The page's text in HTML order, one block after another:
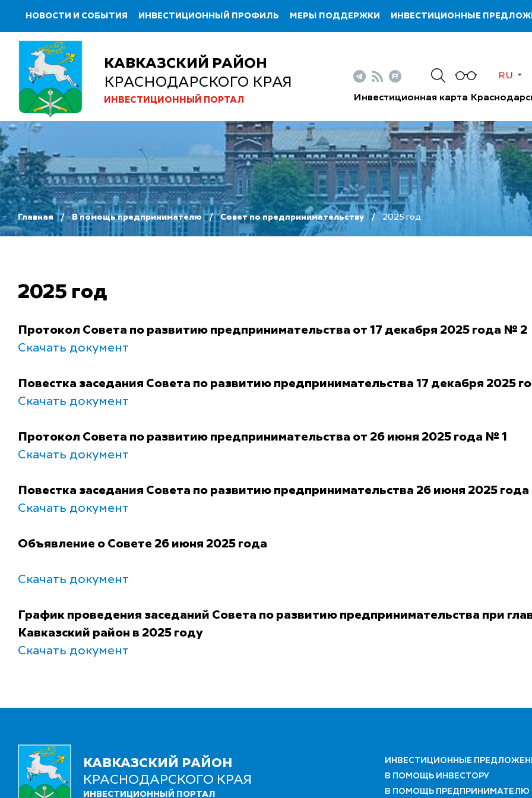
НОВОСТИ И СОБЫТИЯ ИНВЕСТИЦИОННЫЙ ПРОФИЛЬ МЕРЫ ПОДДЕРЖКИ ИНВЕСТИЦИОННЫЕ
КАВКАЗСКИЙ РАЙОН
КРАСНОДАРСКОГО КРАЯ
ИНВЕСТИЦИОННЫЙ ПОРТАЛ
RU
Инвестиционная карта
Главная В помощь предпринимателю Совет по предпринимательству 2025 год
2025 год
Протокол Совета по развитию предпринимательства от 17 декабря 2025 года № 2
Скачать документ
Повестка заседания Совета по развитию предпринимательства 17 декабря 2025
Скачать документ
Протокол Совета по развитию предпринимательства от 26 июня 2025 года № 1
Скачать документ
Повестка заседания Совета по развитию предпринимательства 26 июня 2025 года
Скачать документ
Объявление о Совете 26 июня 2025 года
Скачать документ
График проведения заседаний Совета по развитию предпринимательства при
Кавказский район в 2025 году
Скачать документ
КАВКАЗСКИЙ РАЙОН
КРАСНОДАРСКОГО КРАЯ
ИНВЕСТИЦИОННЫЙ ПОРТАЛ
ИНВЕСТИЦИОННЫЕ
В ПОМОЩЬ ИНВЕСТОРУ
В ПОМОЩЬ ПРЕДПРИНИМАТЕЛЮ